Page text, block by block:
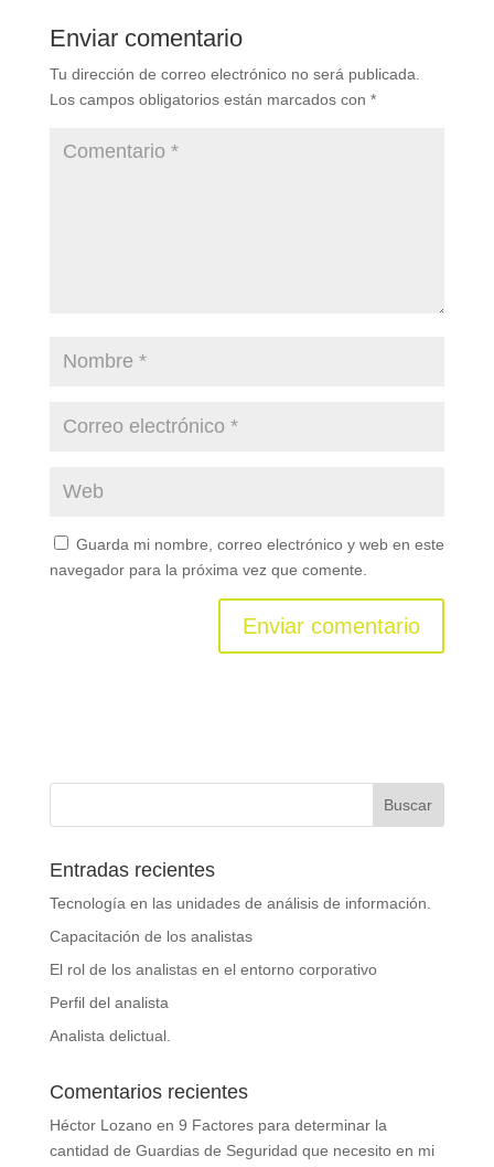
Enviar comentario
Tu dirección de correo electrónico no será publicada.
Los campos obligatorios están marcados con *
Guarda mi nombre, correo electrónico y web en este
navegador para la próxima vez que comente.
Entradas recientes
Tecnología en las unidades de análisis de información.
Capacitación de los analistas
El rol de los analistas en el entorno corporativo
Perfil del analista
Analista delictual.
Comentarios recientes
Héctor Lozanoen 9 Factores para determinar la
cantidad de Guardias de Seguridad que necesito en mi